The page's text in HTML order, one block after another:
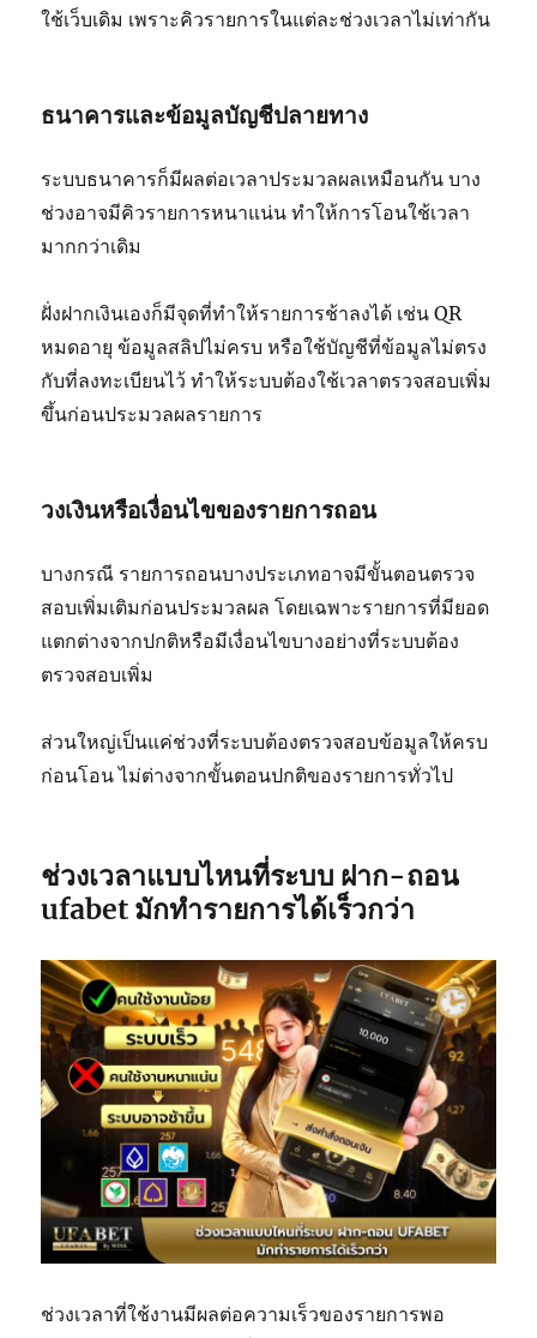
ใช้เว็บเดิม เพราะคิวรายการในแต่ละช่วงเวลาไม่เท่ากัน
ธนาคารและข้อมูลบัญชีปลายทาง
ระบบธนาคารก็มีผลต่อเวลาประมวลผลเหมือนกัน บาง
ช่วงอาจมีคิวรายการหนาแน่น ทำให้การโอนใช้เวลา
มากกว่าเดิม
ฝั่งฝากเงินเองก็มีจุดที่ทำให้รายการช้าลงได้ เช่น QR
หมดอายุ ข้อมูลสลิปไม่ครบ หรือใช้บัญชีที่ข้อมูลไม่ตรง
กับที่ลงทะเบียนไว้ ทำให้ระบบต้องใช้เวลาตรวจสอบเพิ่ม
ขึ้นก่อนประมวลผลรายการ
วงเงินหรือเงื่อนไขของรายการถอน
บางกรณี รายการถอนบางประเภทอาจมีขั้นตอนตรวจ
สอบเพิ่มเติมก่อนประมวลผล โดยเฉพาะรายการที่มียอด
แตกต่างจากปกติหรือมีเงื่อนไขบางอย่างที่ระบบต้อง
ตรวจสอบเพิ่ม
ส่วนใหญ่เป็นแค่ช่วงที่ระบบต้องตรวจสอบข้อมูลให้ครบ
ก่อนโอน ไม่ต่างจากขั้นตอนปกติของรายการทั่วไป
ช่วงเวลาแบบไหนที่ระบบ ฝาก-ถอน
ufabet มักทำรายการได้เร็วกว่า
ช่วงเวลาที่ใช้งานมีผลต่อความเร็วของรายการพอ